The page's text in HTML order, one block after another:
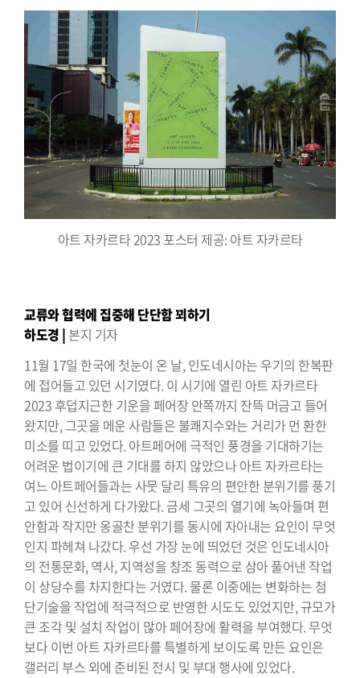
아트 자카르타 2023 포스터 제공: 아트 자카르타
교류와 협력에 집중해 단단함 꾀하기
하도경 | 본지 기자
11월 17일 한국에 첫눈이 온 날, 인도네시아는 우기의 한복판
에 접어들고 있던 시기였다. 이 시기에 열린 아트 자카르타
2023 후덥지근한 기운을 페어장 안쪽까지 잔뜩 머금고 들어
왔지만, 그곳을 메운 사람들은 불쾌지수와는 거리가 먼 환한
미소를 띠고 있었다. 아트페어에 극적인 풍경을 기대하기는
어려운 법이기에 큰 기대를 하지 않았으나 아트 자카르타는
여느 아트페어들과는 사뭇 달리 특유의 편안한 분위기를 풍기
고 있어 신선하게 다가왔다. 금세 그곳의 열기에 녹아들며 편
안함과 작지만 옹골찬 분위기를 동시에 자아내는 요인이 무엇
인지 파헤쳐 나갔다. 우선 가장 눈에 띄었던 것은 인도네시아
의 전통문화, 역사, 지역성을 창조 동력으로 삼아 풀어낸 작업
이 상당수를 차지한다는 거였다. 물론 이중에는 변화하는 첨
단기술을 작업에 적극적으로 반영한 시도도 있었지만, 규모가
큰 조각 및 설치 작업이 많아 페어장에 활력을 부여했다. 무엇
보다 이번 아트 자카르타를 특별하게 보이도록 만든 요인은
갤러리 부스 외에 준비된 전시 및 부대 행사에 있었다.